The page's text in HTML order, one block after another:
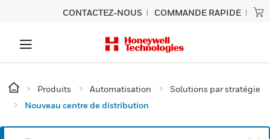
CONTACTEZ-NOUS COMMANDE RAPIDE
Produits Automatisation
Solutions par stratégie
Nouveau centre de distribution